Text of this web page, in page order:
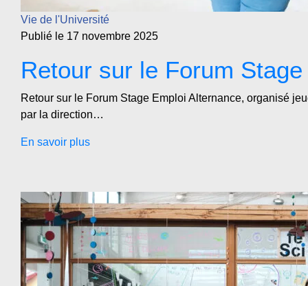
Vie de l'Université
Publié le 17 novembre 2025
Retour sur le Forum
Retour sur le Forum Stage Emploi Alternance, organisé
par la direction…
En savoir plus